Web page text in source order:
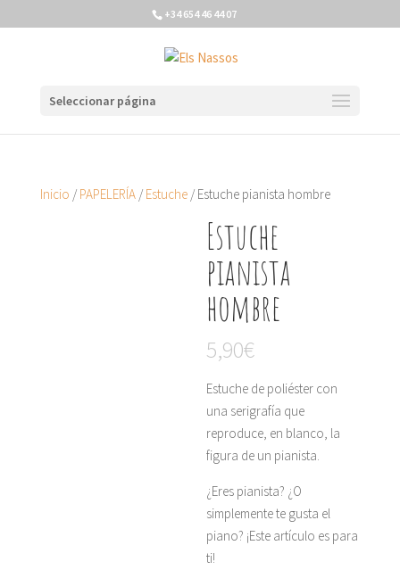
+34 654 46 44 07
Seleccionar página
Inicio / PAPELERÍA/ Estuche/ Estuche pianista hombre
Estuche
pianista
hombre
5,90€
Estuche de poliéster con
una serigrafía que
reproduce, en blanco, la
figura de un pianista.
¿Eres pianista? ¿O
simplemente te gusta el
piano? ¡Este artículo es para
ti!